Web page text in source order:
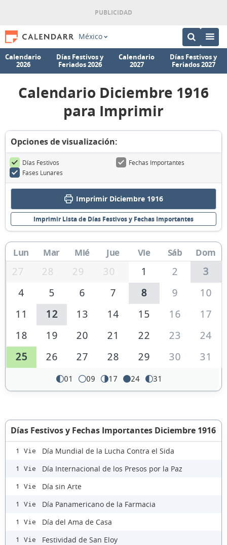
México
Calendario
2026
Días Festivos y
Feriados 2026
Calendario
2027
Días Festivos y
Feriados 2027
Calendario Diciembre 1916
para Imprimir
Opciones de visualización:
Días Festivos
Fechas Importantes
Fases Lunares
Imprimir Diciembre 1916
Imprimir Lista de Días Festivos y Fechas Importantes
Lun Mar Mié Jue Vie Sáb Dom
27 28 29 30 1 2
3
4
5 6 7 8 9
10
11
12 13 14 15 16
17
18
19 20 21 22 23
24
25
26 27 28 29 30 31
01 09 17 24 31
Días Festivos y Fechas Importantes Diciembre 1916
1 Vie Día Mundial de la Lucha Contra el Sida
1 Vie Día Internacional de los Presos por la Paz
1 Vie Día sin Arte
1 Vie Día Panamericano de la Farmacia
1 Vie Día del Ama de Casa
1 Vie Festividad de San Eloy